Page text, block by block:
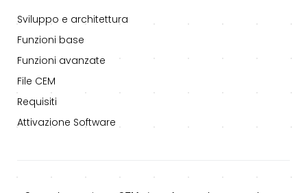
Sviluppo e architettura
Funzioni base
Funzioni avanzate
File CEM
Requisiti
Attivazione Software